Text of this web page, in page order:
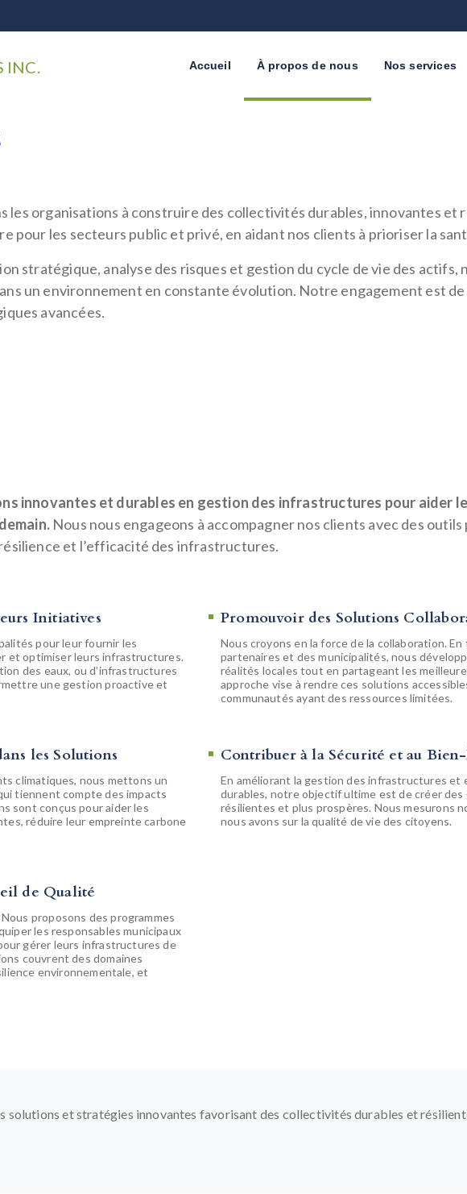
Accueil À propos de nous Nos services
les organisations à construire des collectivités durables, innovantes
pour les secteurs public et privé, en aidant nos clients à prioriser la
stratégique, analyse des risques et gestion du cycle de vie des actifs,
un environnement en constante évolution. Notre engagement est
avancées.
innovantes et durables en gestion des infrastructures pour aider
Nous nous engageons à accompagner nos clients avec des
et l’efficacité des infrastructures.
Initiatives
pour leur fournir les
et optimiser leurs infrastructures.
des eaux, ou d’infrastructures
une gestion proactive et
les Solutions
climatiques, nous mettons un
tiennent compte des impacts
sont conçus pour aider les
réduire leur empreinte carbone
de Qualité
proposons des programmes
les responsables municipaux
gérer leurs infrastructures de
couvrent des domaines
environnementale, et
Promouvoir des Solutions
Nous croyons en la force de la collaboration.
partenaires et des municipalités, nous
réalités locales tout en partageant les
approche vise à rendre ces solutions
communautés ayant des ressources limitées.
Contribuer à la Sécurité et au
En améliorant la gestion des infrastructures et
durables, notre objectif ultime est de créer
résilientes et plus prospères. Nous mesurons
nous avons sur la qualité de vie des citoyens.
solutions et stratégies innovantes favorisant des collectivités durables et